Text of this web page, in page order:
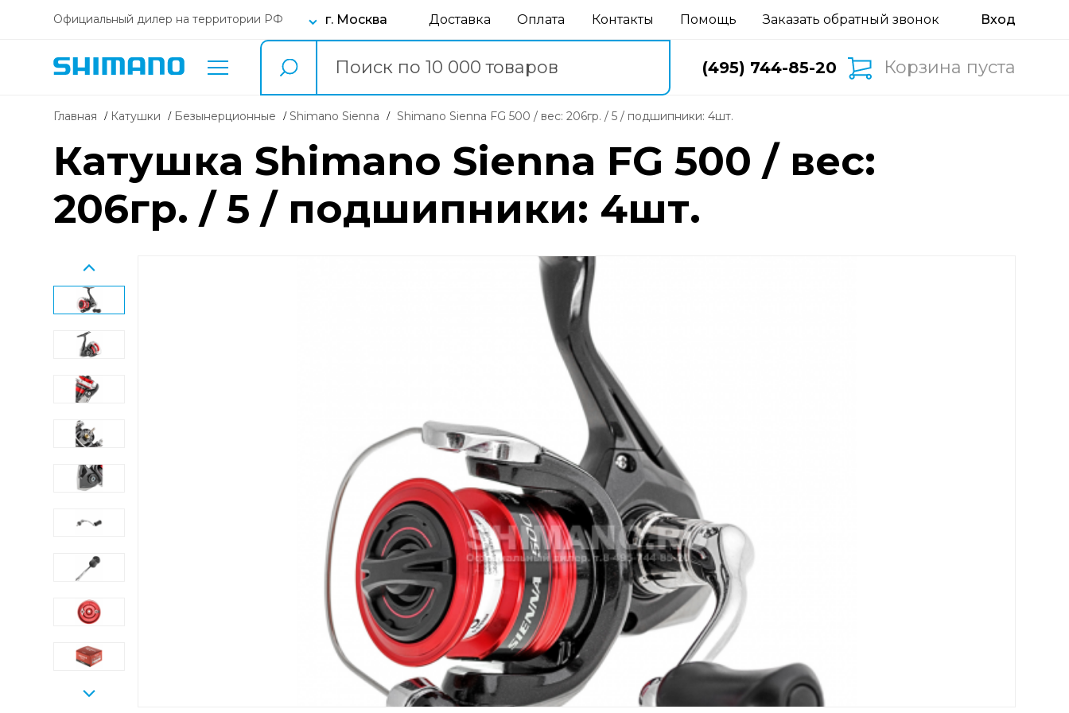
Официальный дилер на территории РФ г. Москва Доставка Оплата Контакты Помощь Заказать обратный звонок
(495) 744-85-20 Корзина пуста
Главная Катушки безынерционные Shimano Sienna Shimano Sienna FG 500 / вес: 206гр. / 5 / подшипники: 4шт.
Катушка Shimano Sienna FG 500 / вес:
206гр. / 5 / подшипники: 4шт.